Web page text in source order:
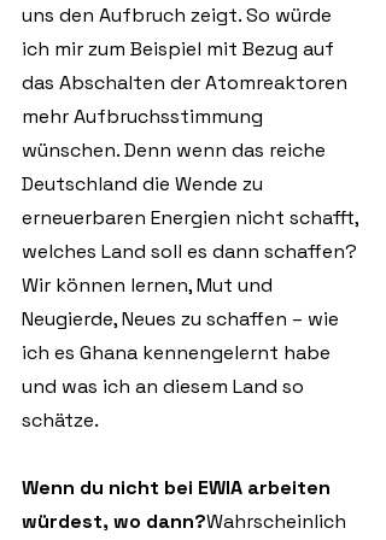
uns den Aufbruch zeigt. So würde
ich mir zum Beispiel mit Bezug auf
das Abschalten der Atomreaktoren
mehr Aufbruchsstimmung
wünschen. Denn wenn das reiche
Deutschland die Wende zu
erneuerbaren Energien nicht schafft,
welches Land soll es dann schaffen?
Wir können lernen, Mut und
Neugierde, Neues zu schaffen – wie
ich es Ghana kennengelernt habe
und was ich an diesem Land so
schätze.
Wenn du nicht bei EWIA arbeiten
würdest, wo dann?Wahrscheinlich